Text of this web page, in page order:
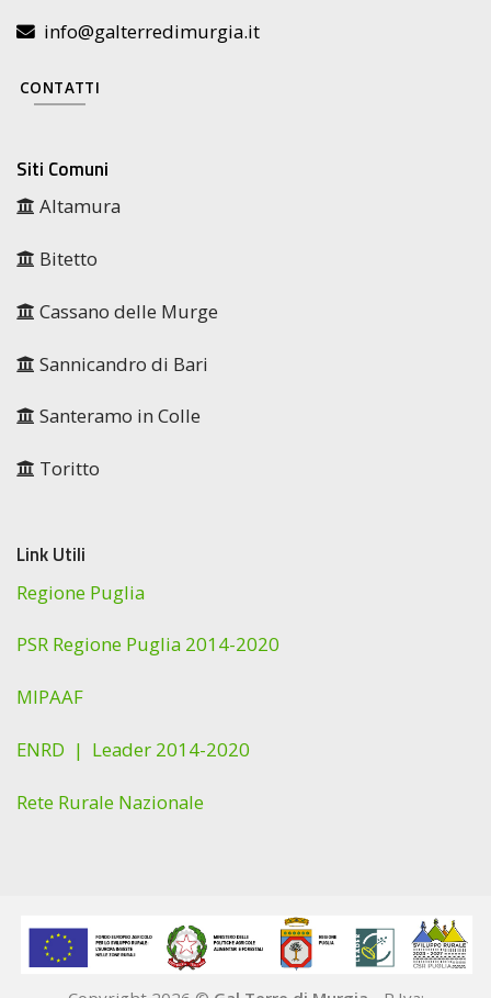
info@galterredimurgia.it
CONTATTI
Siti Comuni
Altamura
Bitetto
Cassano delle Murge
Sannicandro di Bari
Santeramo in Colle
Toritto
Link Utili
Regione Puglia
PSR Regione Puglia 2014-2020
MIPAAF
ENRD | Leader 2014-2020
Rete Rurale Nazionale